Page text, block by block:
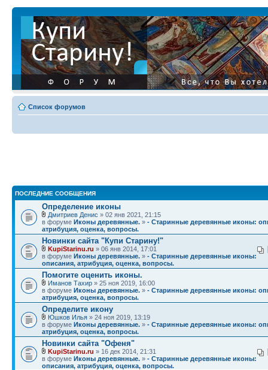
Список форумов
ПОСЛЕДНИЕ СООБЩЕНИЯ
Определение иконы
Дмитриев Денис » 02 янв 2021, 21:15
в форуме Иконы деревянные. » - Старинные деревянные иконы:
атрибуция, оценка, вопросы.
Новинки сайта "Купи Старину!"
KupiStarinu.ru » 06 янв 2014, 17:01
в форуме Иконы деревянные. » - Старинные деревянные иконы:
описания, атрибуция, оценка, вопросы.
Помогите оценить иконы.
Иманов Тахир » 25 ноя 2019, 16:00
в форуме Иконы деревянные. » - Старинные деревянные иконы:
атрибуция, оценка, вопросы.
Определите икону
Юшков Илья » 24 ноя 2019, 13:19
в форуме Иконы деревянные. » - Старинные деревянные иконы:
атрибуция, оценка, вопросы.
Новинки сайта "Офеня"
KupiStarinu.ru » 16 дек 2014, 21:31
в форуме Иконы деревянные. » - Старинные деревянные иконы:
описания, атрибуция, оценка, вопросы.